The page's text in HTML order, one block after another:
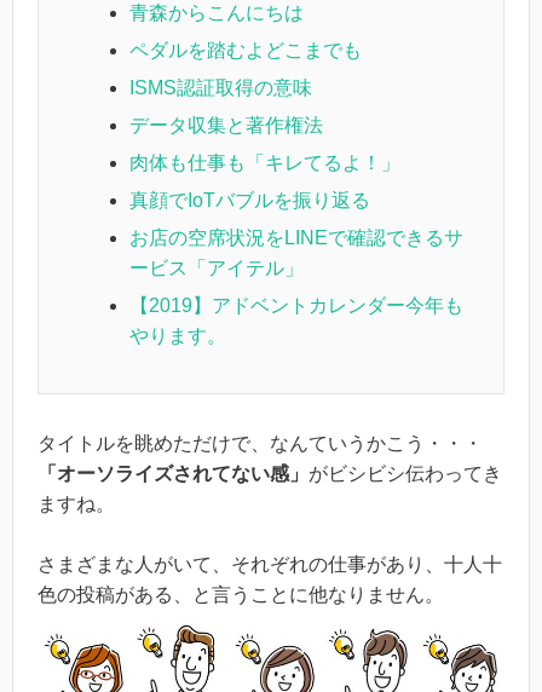
青森からこんにちは
ペダルを踏むよどこまでも
ISMS認証取得の意味
データ収集と著作権法
肉体も仕事も「キレてるよ！」
真顔でIoTバブルを振り返る
お店の空席状況をLINEで確認できるサ
ービス「アイテル」
【2019】アドベントカレンダー今年も
やります。
タイトルを眺めただけで、なんていうかこう・・・
「オーソライズされてない感」 がビシビシ伝わってき
ますね。
さまざまな人がいて、それぞれの仕事があり、十人十
色の投稿がある、と言うことに他なりません。